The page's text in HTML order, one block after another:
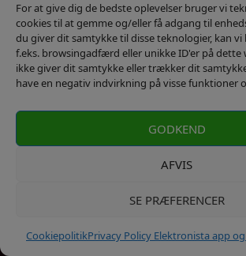
For at give dig de bedste oplevelser bruger vi
cookies til at gemme og/eller få adgang til
du giver dit samtykke til disse teknologier, kan vi
f.eks. browsingadfærd eller unikke ID'er på dette
ikke giver dit samtykke eller trækker dit
have en negativ indvirkning på visse funktioner
GODKEND
AFVIS
SE PRÆFERENCER
CookiepolitikPrivacy Policy Elektronista app